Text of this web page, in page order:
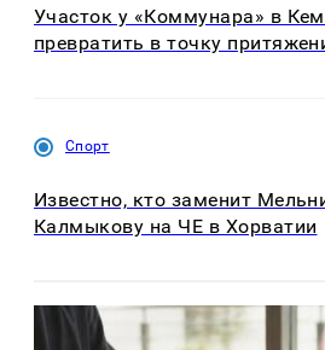
Участок у «Коммунара» в
превратить в точку
Спорт
Известно, кто заменит
Калмыкову на ЧЕ в Хорватии